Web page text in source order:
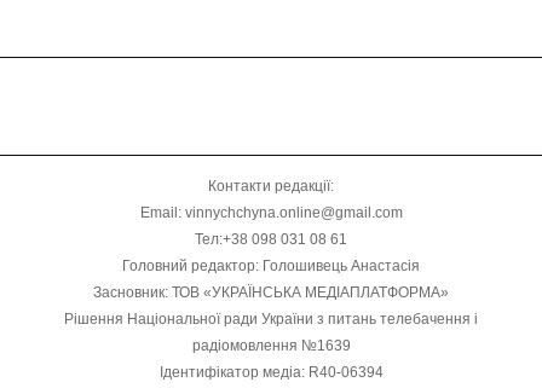
Контакти редакції:
Email: vinnychchyna.online@gmail.com
Тел:+38 098 031 08 61
Головний редактор: Голошивець Анастасія
Засновник: ТОВ «УКРАЇНСЬКА МЕДІАПЛАТФОРМА»
Рішення Національної ради України з питань телебачення і
радіомовлення №1639
Ідентифікатор медіа: R40-06394